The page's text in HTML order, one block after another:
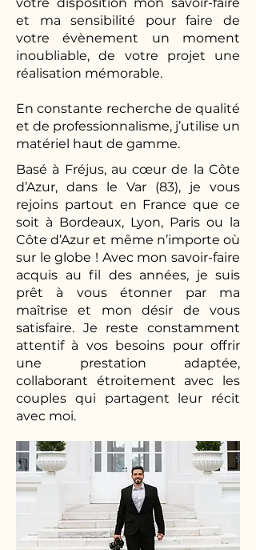
et ma sensibilité pour faire de
votre évènement un moment
inoubliable, de votre projet une
réalisation mémorable.
En constante recherche de qualité
et de professionnalisme, j’utilise un
matériel haut de gamme.
Basé à Fréjus, au cœur de la Côte
d’Azur, dans le Var (83), je vous
rejoins partout en France que ce
soit à Bordeaux, Lyon, Paris ou la
Côte d’Azur et même n’importe où
sur le globe ! Avec mon savoir-faire
acquis au fil des années, je suis
prêt à vous étonner par ma
maîtrise et mon désir de vous
satisfaire. Je reste constamment
attentif à vos besoins pour offrir
une prestation adaptée,
collaborant étroitement avec les
couples qui partagent leur récit
avec moi.